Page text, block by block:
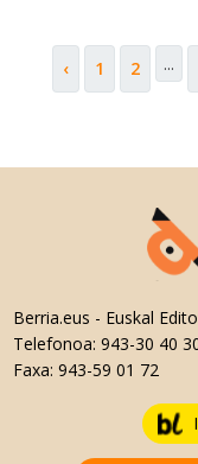
‹ 1 2 ...
Berria.eus - Euskal
Telefonoa: 943-30 40
Faxa: 943-59 01 72